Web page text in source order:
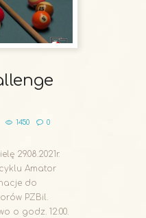
1450
0
29.08.2021r.
Amator
do
PZBil.
o godz. 12:00.